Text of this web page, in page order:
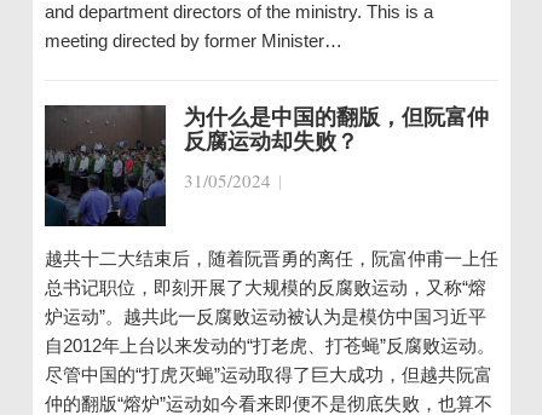
and department directors of the ministry. This is a
meeting directed by former Minister…
为什么是中国的翻版，但阮富仲
反腐运动却失败？
31/05/2024 |
越共十二大结束后，随着阮晋勇的离任，阮富仲甫一上任
总书记职位，即刻开展了大规模的反腐败运动，又称“熔
炉运动”。越共此一反腐败运动被认为是模仿中国习近平
自2012年上台以来发动的“打老虎、打苍蝇”反腐败运动。
尽管中国的“打虎灭蝇”运动取得了巨大成功，但越共阮富
仲的翻版“熔炉”运动如今看来即便不是彻底失败，也算不